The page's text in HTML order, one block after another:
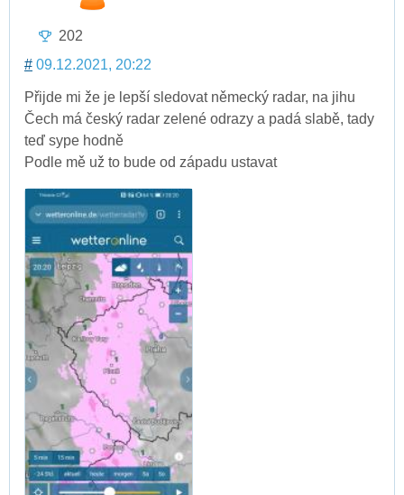
202
# 09.12.2021, 20:22
Přijde mi že je lepší sledovat německý radar, na jihu
Čech má český radar zelené odrazy a padá slabě, tady
teď sype hodně
Podle mě už to bude od západu ustavat